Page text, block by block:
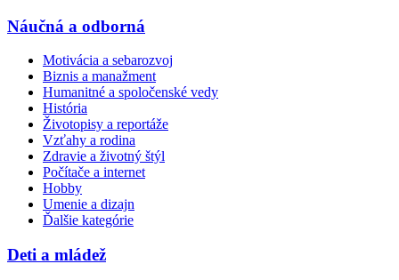
Náučná a odborná
Motivácia a sebarozvoj
Biznis a manažment
Humanitné a spoločenské vedy
História
Životopisy a reportáže
Vzťahy a rodina
Zdravie a životný štýl
Počítače a internet
Hobby
Umenie a dizajn
Ďalšie kategórie
Deti a mládež